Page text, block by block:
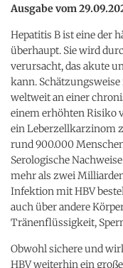
Ausgabe vom
Hepatitis B ist eine der
überhaupt. Sie wird
verursacht, das akute
kann.
weltweit an einer
einem erhöhten Risiko
ein Leberzellkarzinom
rund 900.000
Serologische
mehr als zwei
Infektion mit HBV
auch über andere
Tränenflüssigkeit,
Obwohl sichere und
HBV weiterhin ein